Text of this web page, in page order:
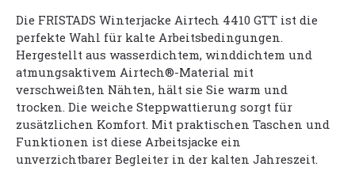
Die FRISTADS Winterjacke Airtech 4410 GTT ist die
perfekte Wahl für kalte Arbeitsbedingungen.
Hergestellt aus wasserdichtem, winddichtem und
atmungsaktivem Airtech®-Material mit
verschweißten Nähten, hält sie Sie warm und
trocken. Die weiche Steppwattierung sorgt für
zusätzlichen Komfort. Mit praktischen Taschen und
Funktionen ist diese Arbeitsjacke ein
unverzichtbarer Begleiter in der kalten Jahreszeit.